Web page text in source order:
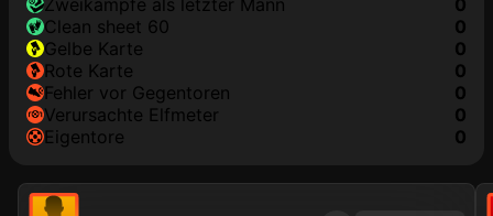
Zweikämpfe als letzter Mann
0
clean sheet 60
0
gelbe Karte
0
rote Karte
0
Fehler vor Gegentoren
0
Verursachte Elfmeter
0
Eigentore
0